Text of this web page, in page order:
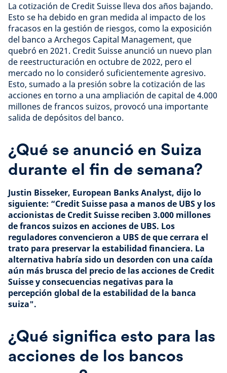
La cotización de Credit Suisse lleva dos años bajando.
Esto se ha debido en gran medida al impacto de los
fracasos en la gestión de riesgos, como la exposición
del banco a Archegos Capital Management, que
quebró en 2021. Credit Suisse anunció un nuevo plan
de reestructuración en octubre de 2022, pero el
mercado no lo consideró suficientemente agresivo.
Esto, sumado a la presión sobre la cotización de las
acciones en torno a una ampliación de capital de 4.000
millones de francos suizos, provocó una importante
salida de depósitos del banco.
¿Qué se anunció en Suiza
durante el fin de semana?
Justin Bisseker, European Banks Analyst, dijo lo
siguiente: “Credit Suisse pasa a manos de UBS y los
accionistas de Credit Suisse reciben 3.000 millones
de francos suizos en acciones de UBS. Los
reguladores convencieron a UBS de que cerrara el
trato para preservar la estabilidad financiera. La
alternativa habría sido un desorden con una caída
aún más brusca del precio de las acciones de Credit
Suisse y consecuencias negativas para la
percepción global de la estabilidad de la banca
suiza".
¿Qué significa esto para las
acciones de los bancos